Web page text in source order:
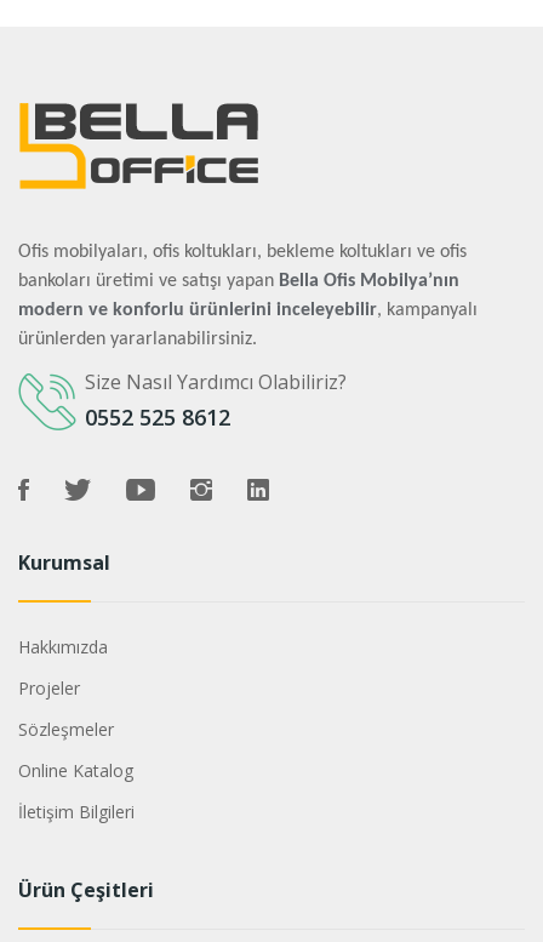
Ofis mobilyaları, ofis koltukları, bekleme koltukları ve ofis
bankoları üretimi ve satışı yapan Bella Ofis Mobilya’nın
modern ve konforlu ürünlerini inceleyebilir, kampanyalı
ürünlerden yararlanabilirsiniz.
Size Nasıl Yardımcı Olabiliriz?
0552 525 8612
Kurumsal
Hakkımızda
Projeler
Sözleşmeler
Online Katalog
İletişim Bilgileri
Ürün Çeşitleri